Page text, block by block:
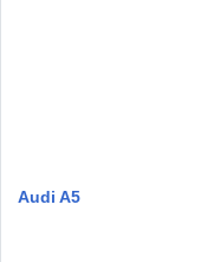
Audi A5